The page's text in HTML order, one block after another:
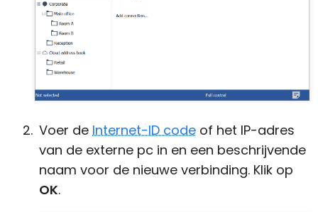
Voer de Internet-ID code of het IP-adres
van de externe pc in en een beschrijvende
naam voor de nieuwe verbinding. Klik op
OK.